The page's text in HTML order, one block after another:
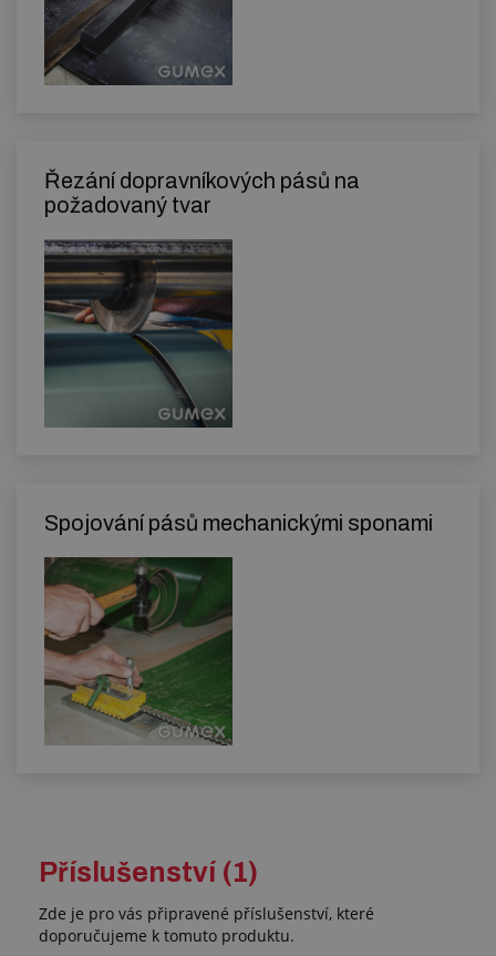
Řezání dopravníkových pásů na
požadovaný tvar
Spojování pásů mechanickými sponami
Příslušenství (1)
Zde je pro vás připravené příslušenství, které
doporučujeme k tomuto produktu.